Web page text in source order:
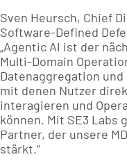
Sven Heursch, Chief
Software-Defined
„Agentic AI ist der
Multi-Domain
Datenaggregation
mit denen Nutzer
interagieren und
können. Mit SE3 Labs
Partner, der unsere
stärkt.“